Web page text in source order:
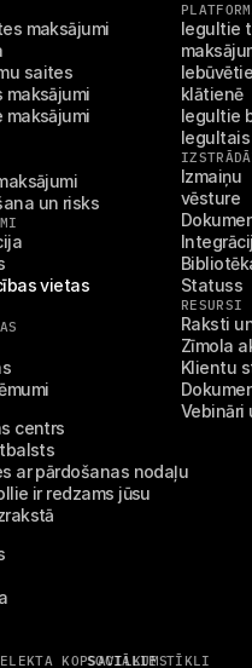
maksājumi
saites
maksājumi
maksājumi
un risks
vietas
centrs
ar pārdošanas nodaļu
ir redzams jūsu
Iegultie
klātienē
Iegultie
Izmaiņu
vēsture
Statuss
RESURSI
Raksti
Zīmola
Klientu
Vebināri
KOPSAVILKUMS
SOCIĀLIE TĪKLI